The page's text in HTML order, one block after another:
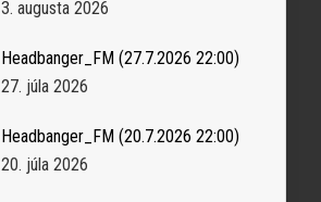
3. augusta 2026
Headbanger_FM (27.7.2026 22:00)
27. júla 2026
Headbanger_FM (20.7.2026 22:00)
20. júla 2026